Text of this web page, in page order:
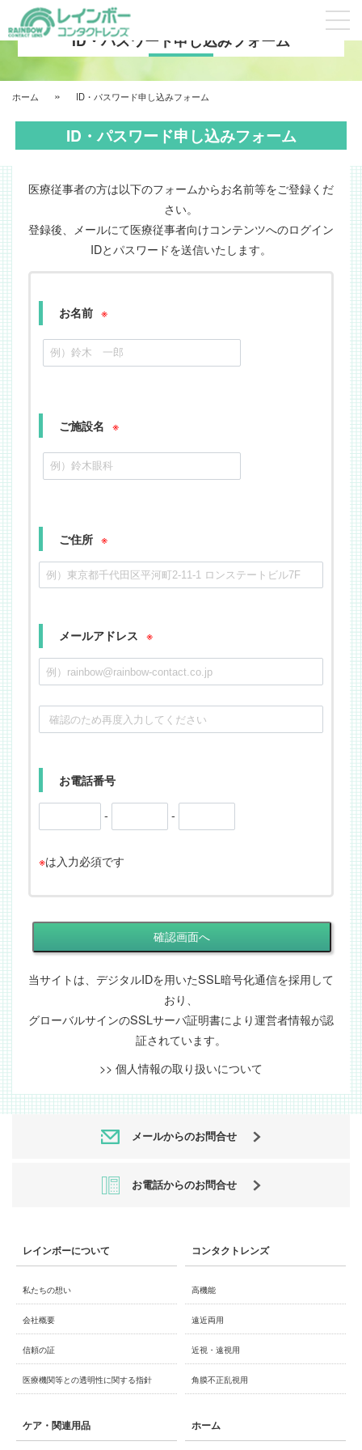
ID・パスワード申し込みフォーム
ホーム » ID・パスワード申し込みフォーム
ID・パスワード申し込みフォーム
医療従事者の方は以下のフォームからお名前等をご登録くだ
さい。
登録後、メールにて医療従事者向けコンテンツへのログイン
IDとパスワードを送信いたします。
お名前 ※
ご施設名 ※
ご住所 ※
メールアドレス ※
お電話番号
- -
※は入力必須です
当サイトは、デジタルIDを用いたSSL暗号化通信を採用して
おり、
グローバルサインのSSLサーバ証明書により運営者情報が認
証されています。
>> 個人情報の取り扱いについて
メールからのお問合せ
お電話からのお問合せ
レインボーについて
私たちの想い
会社概要
信頼の証
医療機関等との透明性に関する指針
コンタクトレンズ
高機能
遠近両用
近視・遠視用
角膜不正乱視用
ケア・関連用品 ホーム